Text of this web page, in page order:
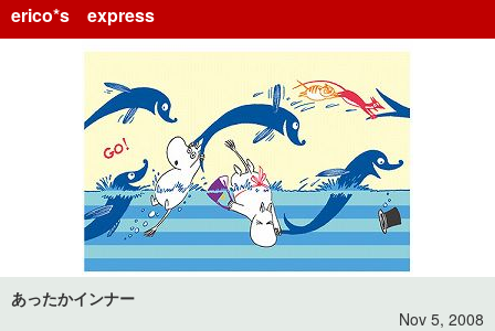
erico*s express
あったかインナー
Nov 5, 2008